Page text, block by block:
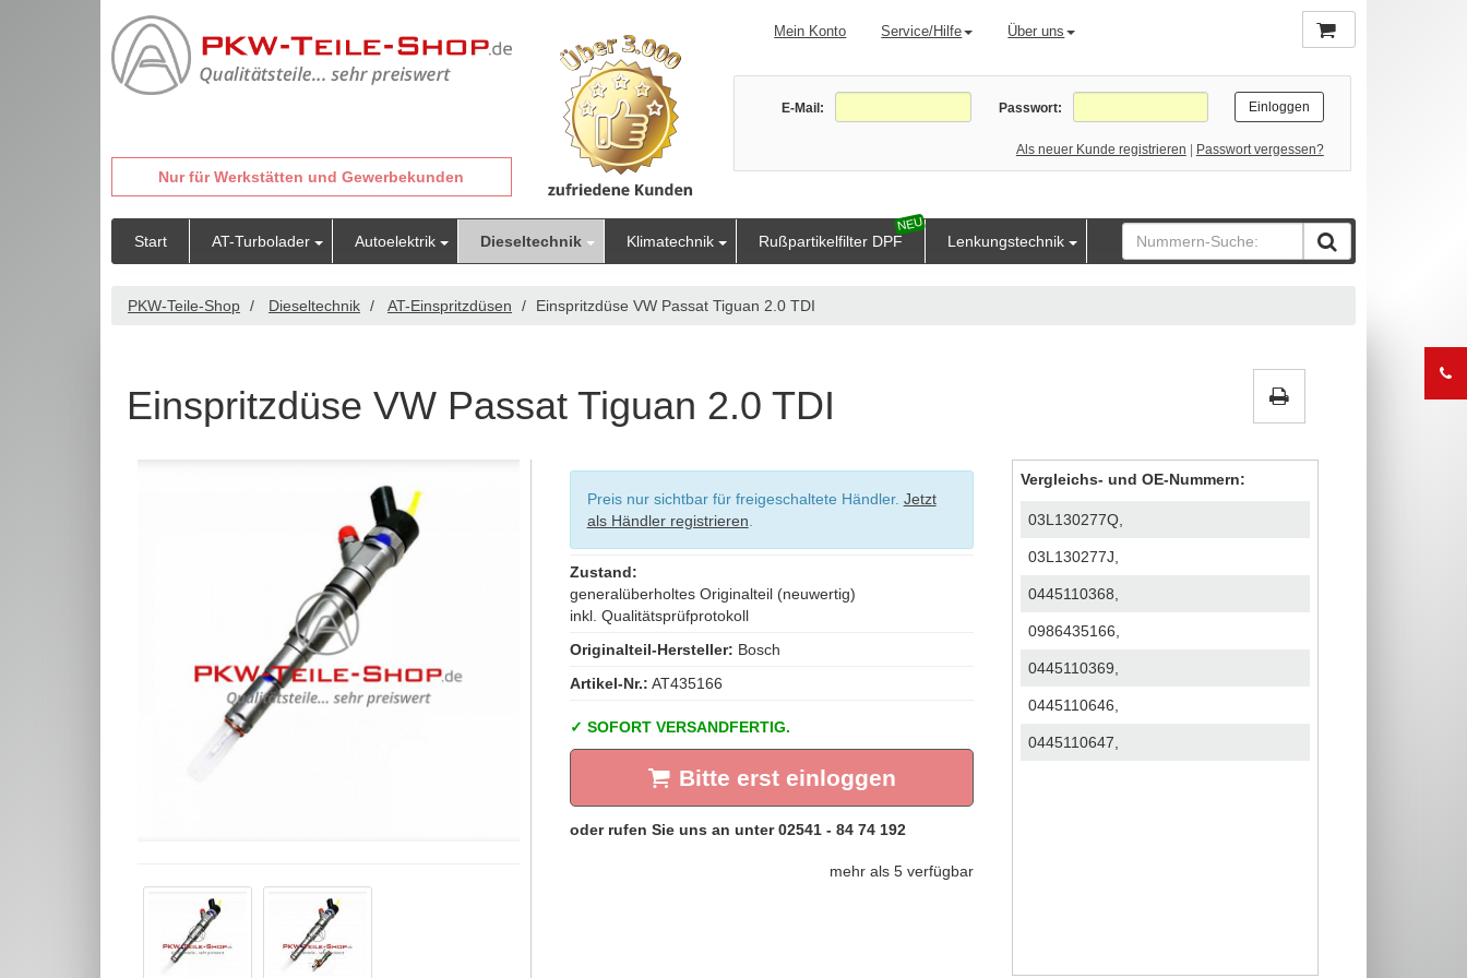
Nur für Werkstätten und Gewerbekunden
Mein Konto Service/Hilfe Über uns
E-Mail: Passwort:
Als neuer Kunde registrieren Passwort vergessen?
Start AT-Turbolader Autoelektrik Dieseltechnik Klimatechnik Rußpartikelfilter DPF Lenkungstechnik
PKW-Teile-Shop Dieseltechnik AT-Einspritzdüsen Einspritzdüse VW Passat Tiguan 2.0 TDI
Einspritzdüse VW Passat Tiguan 2.0 TDI
Preis nur sichtbar für freigeschaltete Händler. Jetzt
als Händler registrieren
Zustand:
generalüberholtes Originalteil (neuwertig)
inkl. Qualitätsprüfprotokoll
Originalteil-Hersteller: Bosch
Artikel-Nr.: AT435166
SOFORT VERSANDFERTIG.
Bitte erst einloggen
mehr als 5 verfügbar
Vergleichs- und OE-Nummern:
03L130277Q,
03L130277J,
0445110368,
0986435166,
0445110369,
0445110646,
0445110647,